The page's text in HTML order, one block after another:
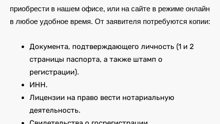
приобрести в нашем офисе, или на сайте в режиме онлайн
в любое удобное время. От заявителя потребуются копии:
Документа, подтверждающего личность (1 и 2
страницы паспорта, а также штамп о
регистрации).
ИНН.
Лицензии на право вести нотариальную
деятельность.